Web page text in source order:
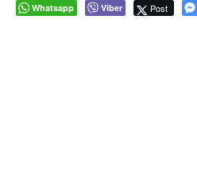
Whatsapp Viber Post